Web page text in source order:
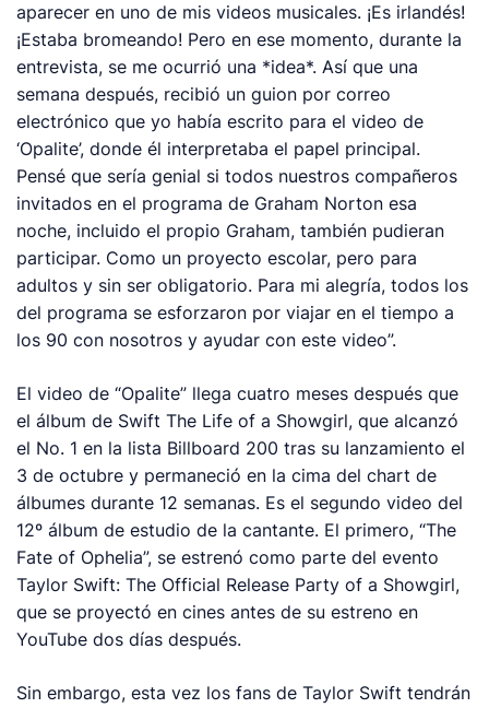
aparecer en uno de mis videos musicales. ¡Es irlandés!
¡Estaba bromeando! Pero en ese momento, durante la
entrevista, se me ocurrió una *idea*. Así que una
semana después, recibió un guion por correo
electrónico que yo había escrito para el video de
‘Opalite’, donde él interpretaba el papel principal.
Pensé que sería genial si todos nuestros compañeros
invitados en el programa de Graham Norton esa
noche, incluido el propio Graham, también pudieran
participar. Como un proyecto escolar, pero para
adultos y sin ser obligatorio. Para mi alegría, todos los
del programa se esforzaron por viajar en el tiempo a
los 90 con nosotros y ayudar con este video”.
El video de “Opalite” llega cuatro meses después que
el álbum de SwiftThe Life of a Showgirl, que alcanzó
el No. 1 en la lista Billboard 200 tras su lanzamiento el
3 de octubre y permaneció en la cima delchart de
álbumes durante 12 semanas. Es el segundo video del
12º álbum de estudio de la cantante. El primero, “The
Fate of Ophelia”, se estrenó como parte del evento
Taylor Swift: The Official Release Party of a Showgirl,
que se proyectó en cines antes de su estreno en
YouTube dos días después.
Sin embargo, esta vez los fans de Taylor Swift tendrán